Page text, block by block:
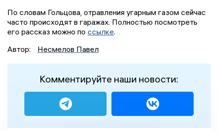
По словам Гольцова, отравления угарным газом сейчас
часто происходят в гаражах. Полностью посмотреть
его рассказ можно по ссылке.
Автор:
Несмелов Павел
Комментируйте наши новости: